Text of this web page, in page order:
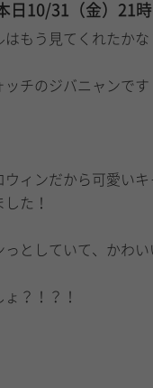
日10/31（金）21
もう見てくれたかな
チのジバニャンです
ィンだから可愛い
た！
としていて、かわい
？！？！